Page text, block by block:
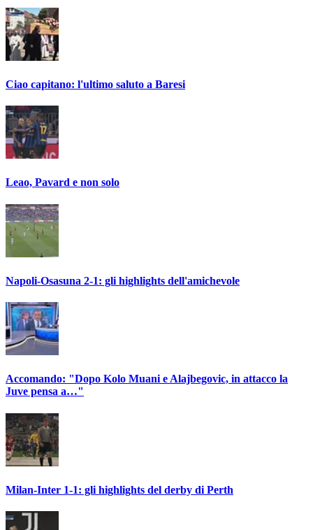
Ciao capitano: l'ultimo saluto a Baresi
Leao, Pavard e non solo
Napoli-Osasuna 2-1: gli highlights dell'amichevole
Accomando: "Dopo Kolo Muani e Alajbegovic, in attacco la
Juve pensa a…"
Milan-Inter 1-1: gli highlights del derby di Perth